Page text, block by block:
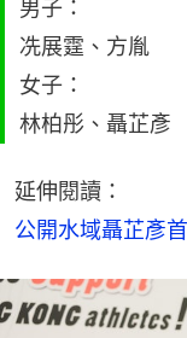
男子：
冼展霆、方胤
女子：
林柏彤、聶芷彥
延伸閱讀：
公開水域聶芷彥